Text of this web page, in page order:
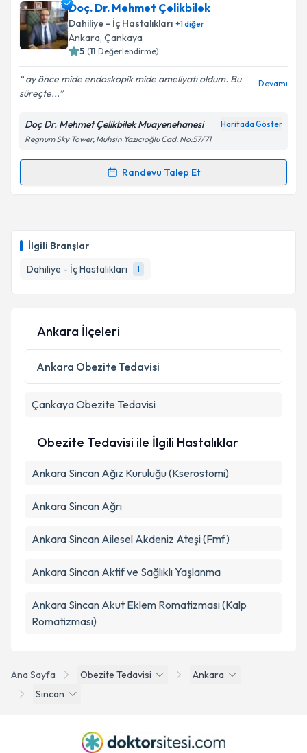
İlgili Branşlar
Dahiliye - İç Hastalıkları
1
için bir takvim hazırlandığında e-posta ile
bilgilendireceğiz.
E-posta Adresiniz
Metni'ni okudum ve kişisel verilerimin belirtilen
kapsamda işlenmesini kabul ediyorum.
Takvim Talebini Gönder
Doç. Dr. Mehmet Çelikbilek
Dahiliye - İç Hastalıkları +1diğer
Ankara, Çankaya
5 (11 Değerlendirme)
ay önce mide endoskopik mide ameliyatı oldum. Bu
süreçte...
Devamı
Doç Dr. Mehmet Çelikbilek Muayenehanesi Haritada Göster
Regnum Sky Tower, Muhsin Yazıcıoğlu Cad. No:57/71
Randevu Talep Et
Randevu Takvimi Talebi
için bir takvim hazırlandığında e-posta ile
bilgilendireceğiz.
E-posta Adresiniz
Kişisel verilerimin işlenmesine ilişkin
Metni'ni okudum ve kişisel verilerimin belirtilen
Ana Sayfa Obezite Tedavisi
Ankara
Sincan
Ankara İlçeleri
Ankara Obezite Tedavisi
ÇankayaObezite Tedavisi
Obezite Tedavisi ile İlgili Hastalıklar
Ankara Sincan Ağız Kuruluğu (Kserostomi)
Ankara Sincan Ağrı
Ankara Sincan Ailesel Akdeniz Ateşi (Fmf)
Ankara Sincan Aktif ve Sağlıklı Yaşlanma
Ankara Sincan Akut Eklem Romatizması (Kalp
Romatizması)